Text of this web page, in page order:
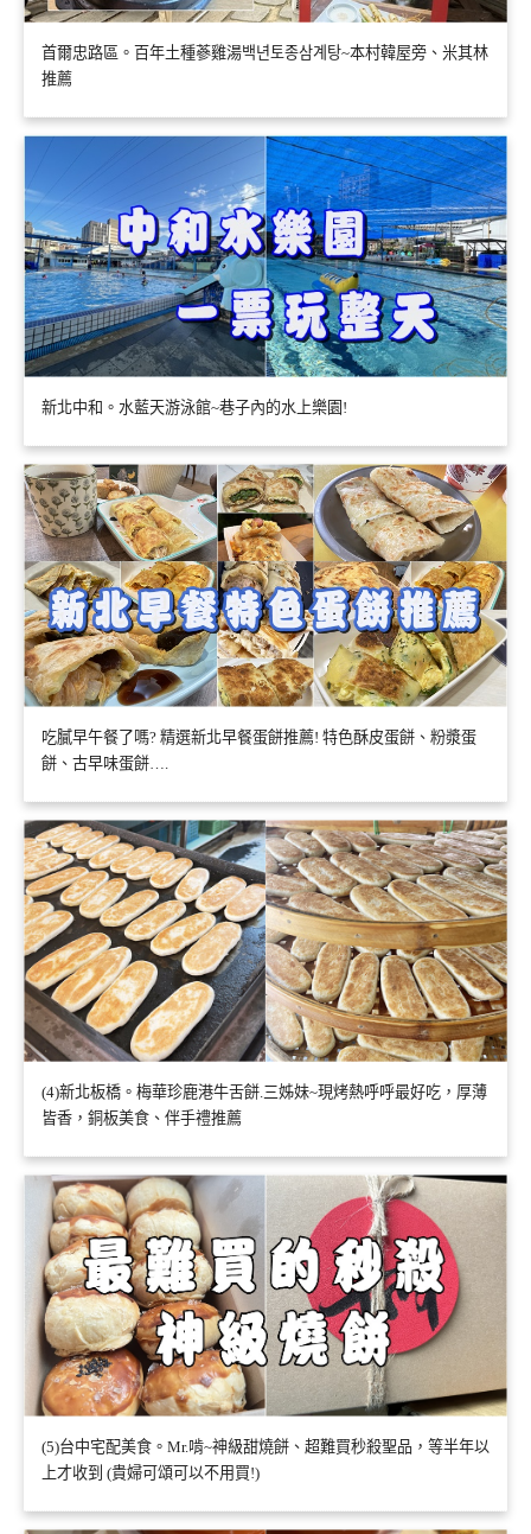
首爾忠路區。百年土種蔘雞湯백년토종삼계탕~本村韓屋旁、米其林
推薦
新北中和。水藍天游泳館~巷子內的水上樂園!
吃膩早午餐了嗎? 精選新北早餐蛋餅推薦! 特色酥皮蛋餅、粉漿蛋
餅、古早味蛋餅….
(4)新北板橋。梅華珍鹿港牛舌餅.三姊妹~現烤熱呼呼最好吃，厚薄
皆香，銅板美食、伴手禮推薦
(5)台中宅配美食。Mr.啃~神級甜燒餅、超難買秒殺聖品，等半年以
上才收到 (貴婦可頌可以不用買!)